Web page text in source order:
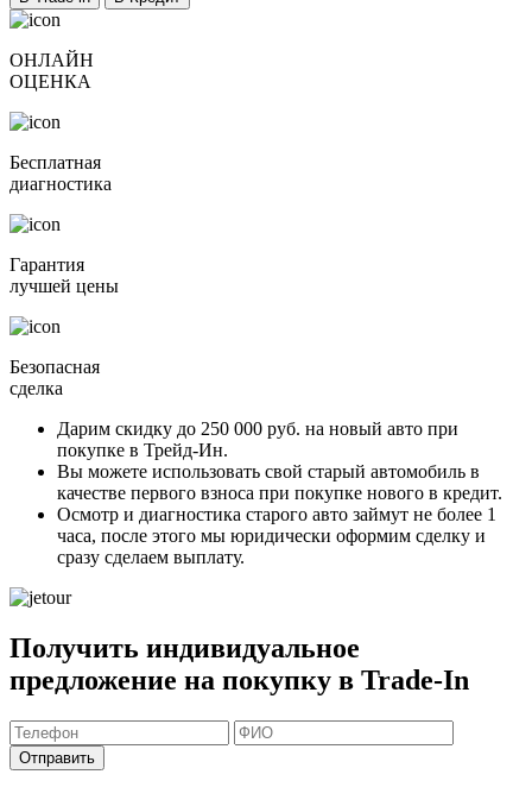
ОНЛАЙН
ОЦЕНКА
Бесплатная
диагностика
Гарантия
лучшей цены
Безопасная
сделка
Дарим скидку до 250 000 руб. на новый авто при
покупке в Трейд-Ин.
Вы можете использовать свой старый автомобиль в
качестве первого взноса при покупке нового в кредит.
Осмотр и диагностика старого авто займут не более 1
часа, после этого мы юридически оформим сделку и
сразу сделаем выплату.
Получить индивидуальное
предложение на покупку в Trade-In
Отправить